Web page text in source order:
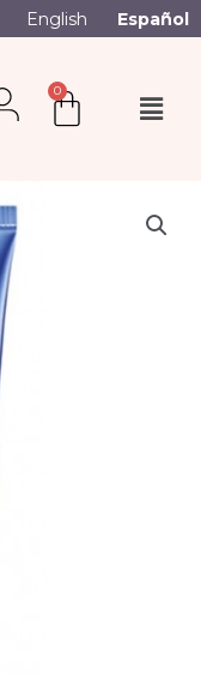
English Español
0